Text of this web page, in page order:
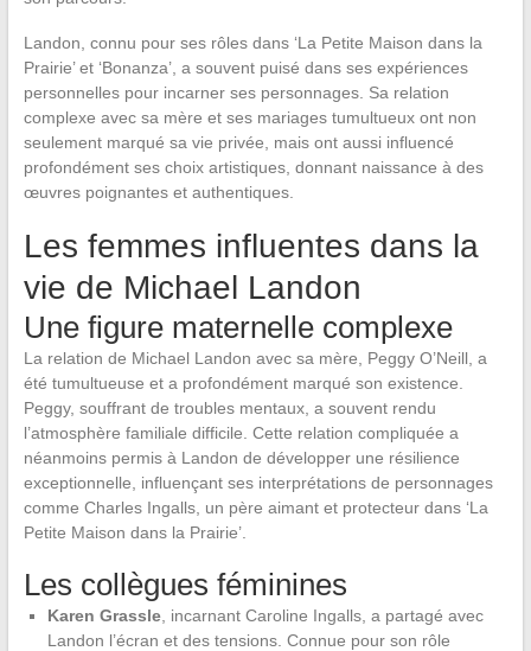
Landon, connu pour ses rôles dans ‘La Petite Maison dans la
Prairie’ et ‘Bonanza’, a souvent puisé dans ses expériences
personnelles pour incarner ses personnages. Sa relation
complexe avec sa mère et ses mariages tumultueux ont non
seulement marqué sa vie privée, mais ont aussi influencé
profondément ses choix artistiques, donnant naissance à des
œuvres poignantes et authentiques.
Les femmes influentes dans la
vie de Michael Landon
Une figure maternelle complexe
La relation de Michael Landon avec sa mère, Peggy O’Neill, a
été tumultueuse et a profondément marqué son existence.
Peggy, souffrant de troubles mentaux, a souvent rendu
l’atmosphère familiale difficile. Cette relation compliquée a
néanmoins permis à Landon de développer une résilience
exceptionnelle, influençant ses interprétations de personnages
comme Charles Ingalls, un père aimant et protecteur dans ‘La
Petite Maison dans la Prairie’.
Les collègues féminines
Karen Grassle, incarnant Caroline Ingalls, a partagé avec
Landon l’écran et des tensions. Connue pour son rôle